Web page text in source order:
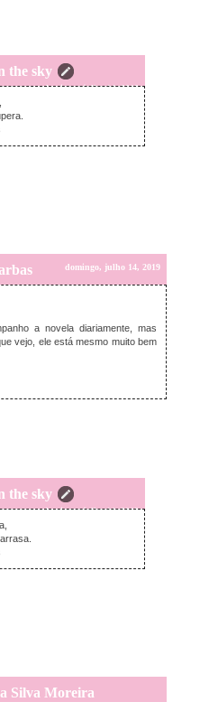
the sky
domingo, julho 14, 2019
domingo, julho 14, 2019
a novela diariamente, mas
vejo, ele está mesmo muito bem
the sky
domingo, julho 14, 2019
Silva Moreira